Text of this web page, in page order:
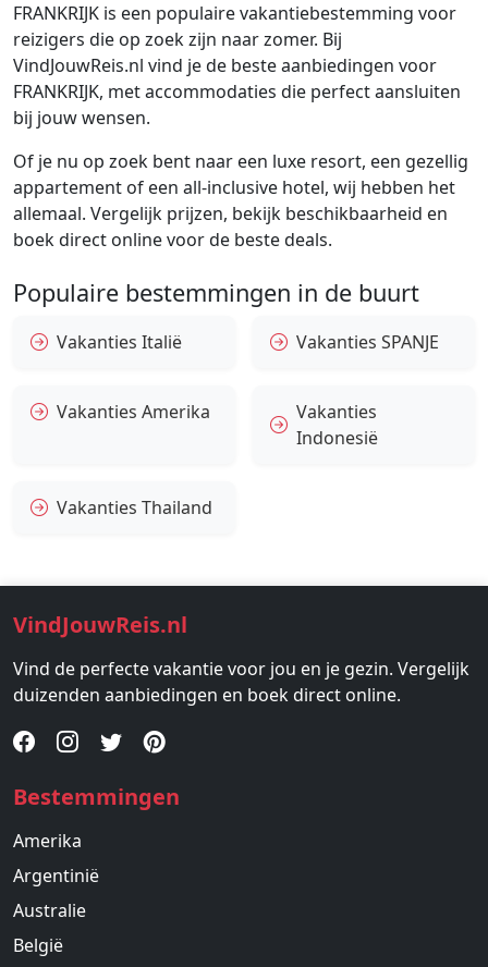
FRANKRIJK is een populaire vakantiebestemming voor
reizigers die op zoek zijn naar zomer. Bij
VindJouwReis.nl vind je de beste aanbiedingen voor
FRANKRIJK, met accommodaties die perfect aansluiten
bij jouw wensen.
Of je nu op zoek bent naar een luxe resort, een gezellig
appartement of een all-inclusive hotel, wij hebben het
allemaal. Vergelijk prijzen, bekijk beschikbaarheid en
boek direct online voor de beste deals.
Populaire bestemmingen in de buurt
Vakanties Italië Vakanties SPANJE
Vakanties Amerika
Vakanties
Indonesië
Vakanties Thailand
VindJouwReis.nl
Vind de perfecte vakantie voor jou en je gezin. Vergelijk
duizenden aanbiedingen en boek direct online.
Bestemmingen
Amerika
Argentinië
Australie
België